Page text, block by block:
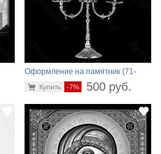
Оформление на памятник (71-
-7% 500 руб.
Купить